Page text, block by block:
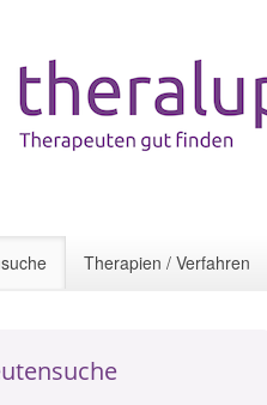
Therapien / Verfahren